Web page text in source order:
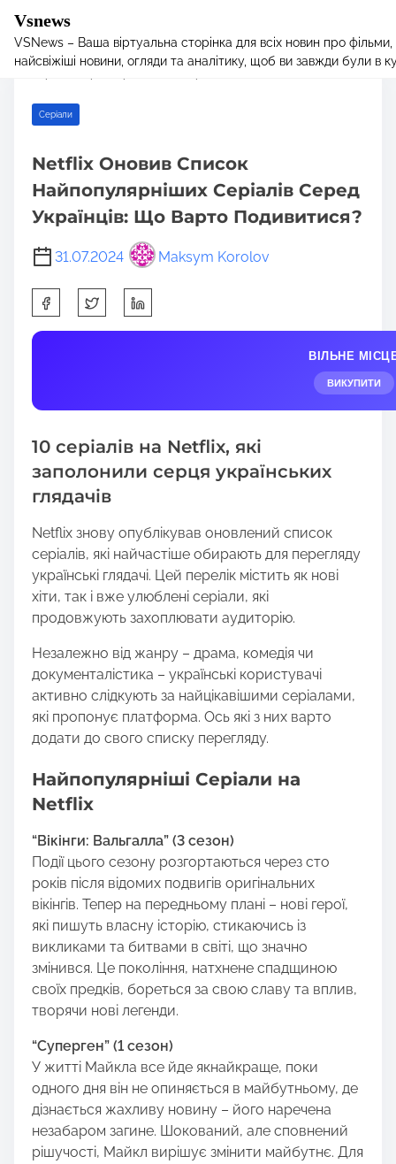
Vsnews
VSNews – Ваша віртуальна сторінка для всіх новин про
найсвіжіші новини, огляди та аналітику, щоб ви завжди були в
Home/Серіали/ Netflix Оновив Список Найпопулярніших
Серіали
Netflix Оновив Список
Найпопулярніших Серіалів Серед
Українців: Що Варто Подивитися?
31.07.2024 Maksym Korolov
h
a
t
i
s
p
s
t
o
n
:
ВІЛЬНЕ
ВИКУПИТИ
10 серіалів на Netflix, які
заполонили серця українських
глядачів
Netflix знову опублікував оновлений список
серіалів, які найчастіше обирають для перегляду
українські глядачі. Цей перелік містить як нові
хіти, так і вже улюблені серіали, які
продовжують захоплювати аудиторію.
Незалежно від жанру – драма, комедія чи
документалістика – українські користувачі
активно слідкують за найцікавішими серіалами,
які пропонує платформа. Ось які з них варто
додати до свого списку перегляду.
Найпопулярніші Серіали на
Netflix
“Вікінги: Вальгалла” (3 сезон)
Події цього сезону розгортаються через сто
років після відомих подвигів оригінальних
вікінгів. Тепер на передньому плані – нові герої,
які пишуть власну історію, стикаючись із
викликами та битвами в світі, що значно
змінився. Це покоління, натхнене спадщиною
своїх предків, бореться за свою славу та вплив,
творячи нові легенди.
“Суперген” (1 сезон)
У житті Майкла все йде якнайкраще, поки
одного дня він не опиняється в майбутньому, де
дізнається жахливу новину – його наречена
незабаром загине. Шокований, але сповнений
рішучості, Майкл вирішує змінити майбутнє. Для